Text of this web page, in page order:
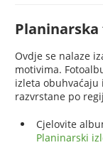
Ovdje se nalaze
motivima.
izleta obuhvaćaju
razvrstane po
Cjelovite
Planinarski